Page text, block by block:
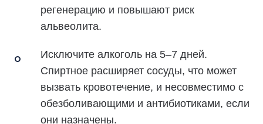
регенерацию и повышают риск
альвеолита.
Исключите алкоголь на 5–7 дней.
Спиртное расширяет сосуды, что может
вызвать кровотечение, и несовместимо с
обезболивающими и антибиотиками, если
они назначены.